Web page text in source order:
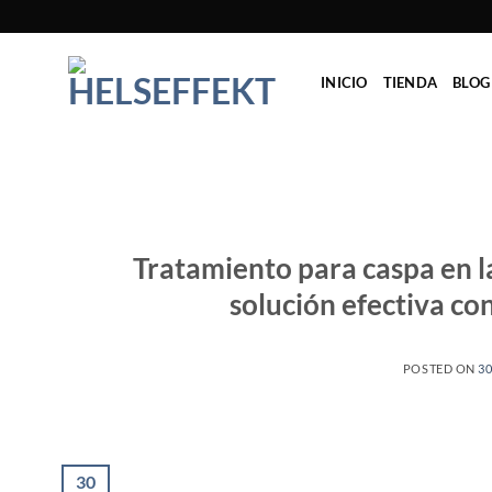
al
contenido
INICIO TIENDA BLOG
Tratamiento para caspa en
solución efectiva
POSTED ON
30